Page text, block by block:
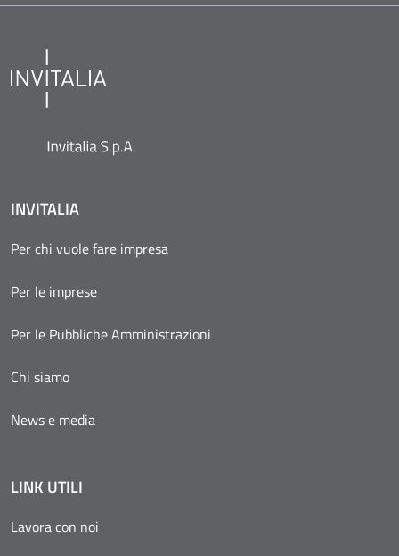
INVITALIA
Per chi vuole fare impresa
Per le imprese
Per le Pubbliche Amministrazioni
Chi siamo
News e media
LINK UTILI
Lavora con noi